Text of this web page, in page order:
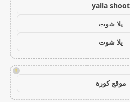
yalla shoot
يلا شوت
يلا شوت
!
موقع كورة